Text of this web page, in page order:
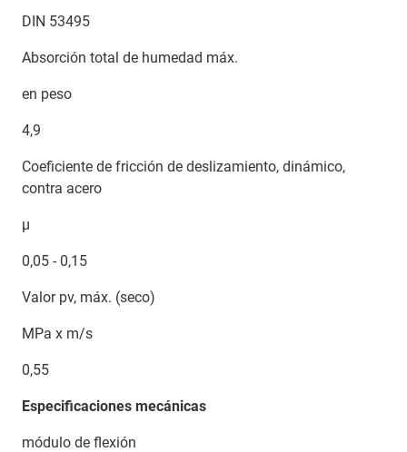
DIN 53495
Absorción total de humedad máx.
en peso
4,9
Coeficiente de fricción de deslizamiento, dinámico,
contra acero
µ
0,05 - 0,15
Valor pv, máx. (seco)
MPa x m/s
0,55
Especificaciones mecánicas
módulo de flexión